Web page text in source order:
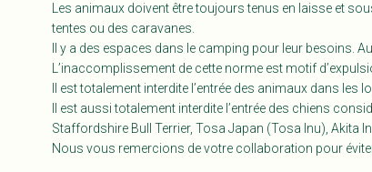
Les animaux doivent être toujours tenus en laisse et
tentes ou des caravanes.
Il y a des espaces dans le camping pour leur besoins.
L’inaccomplissement de cette norme est motif
Il est totalement interdite l’entrée des animaux dans
Il est aussi totalement interdite l’entrée des chiens
Staffordshire Bull Terrier, Tosa Japan (Tosa Inu), Akita
Nous vous remercions de votre collaboration pour